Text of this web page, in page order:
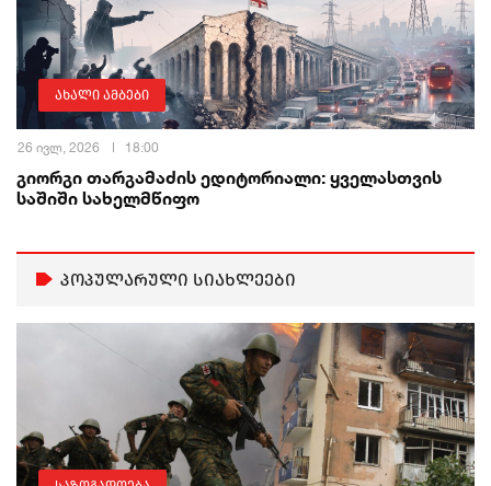
ახალი ამბები
26 ივლ, 2026 18:00
გიორგი თარგამაძის ედიტორიალი: ყველასთვის
საშიში სახელმწიფო
პოპულარული სიახლეები